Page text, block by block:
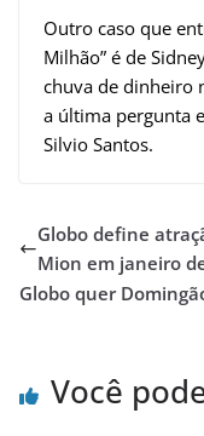
Outro caso que
Milhão” é de
chuva de dinheiro
a última pergunta
Silvio Santos.
Globo define
Mion em janeiro
Globo quer
Você